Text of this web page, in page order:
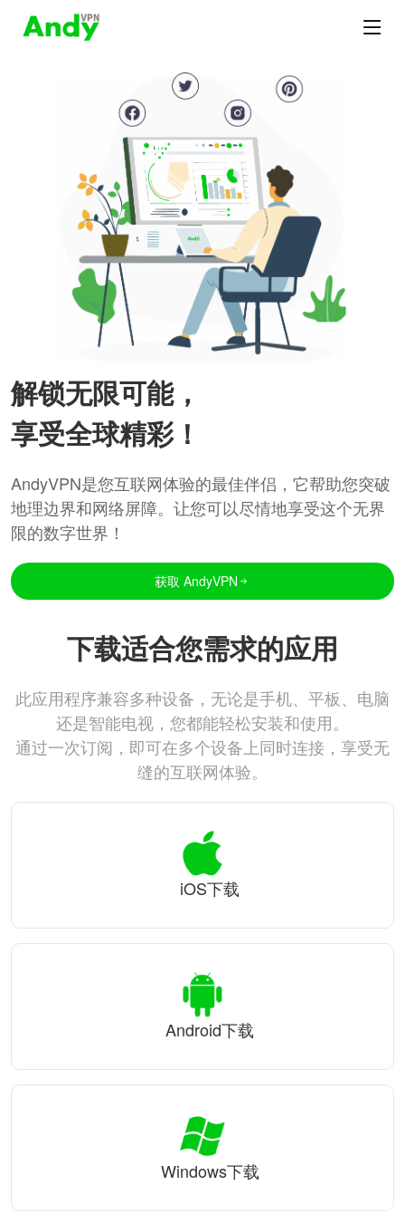
解锁无限可能，
享受全球精彩！
AndyVPN是您互联网体验的最佳伴侣，它帮助您突破
地理边界和网络屏障。让您可以尽情地享受这个无界
限的数字世界！
获取 AndyVPN
下载适合您需求的应用
此应用程序兼容多种设备，无论是手机、平板、电脑
还是智能电视，您都能轻松安装和使用。
通过一次订阅，即可在多个设备上同时连接，享受无
缝的互联网体验。
iOS下载
Android下载
Windows下载